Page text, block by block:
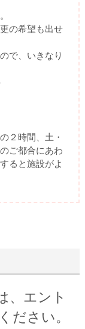
の希望も出せ
で、いきなり
２時間、土・
ご都合にあわ
ると施設がよ
、エント
ださい。